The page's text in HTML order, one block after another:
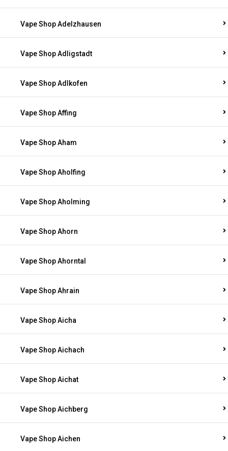
Vape Shop Adelzhausen
Vape Shop Adligstadt
Vape Shop Adlkofen
Vape Shop Affing
Vape Shop Aham
Vape Shop Aholfing
Vape Shop Aholming
Vape Shop Ahorn
Vape Shop Ahorntal
Vape Shop Ahrain
Vape Shop Aicha
Vape Shop Aichach
Vape Shop Aichat
Vape Shop Aichberg
Vape Shop Aichen